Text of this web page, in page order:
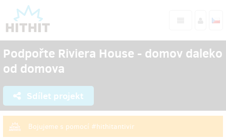
Podpořte Riviera House - domov daleko
od domova
Sdílet projekt
Bojujeme s pomocí #hithitantivir